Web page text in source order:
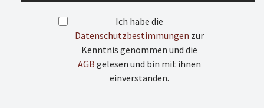
Ich habe die
Datenschutzbestimmungen zur
Kenntnis genommen und die
AGB gelesen und bin mit ihnen
einverstanden.